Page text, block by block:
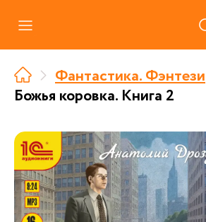
Где купить
О нас
Партнерам
Фантастика. Фэнтези
Божья коровка. Книга 2